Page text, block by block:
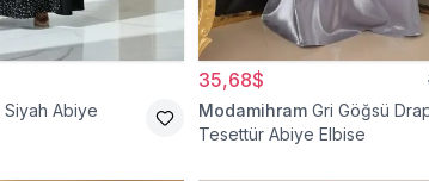
Siyah Abiye
35,68$
Modamihram Gri Göğsü
Tesettür Abiye Elbise